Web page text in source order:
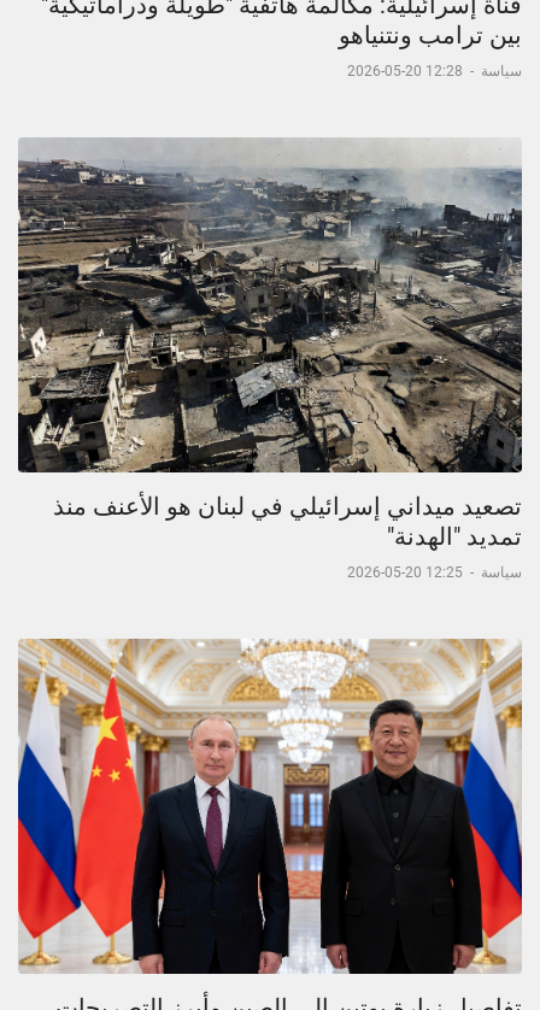
بين ترامب ونتنياهو
سياسة -
12:28 20-05-2026
تصعيد ميداني إسرائيلي في لبنان هو الأعنف منذ
تمديد "الهدنة"
سياسة -
12:25 20-05-2026